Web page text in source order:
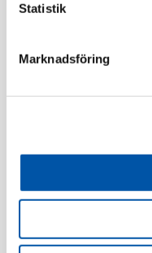
Statistik
Marknadsföring
ABB skarvmuff eprl
Läs mer